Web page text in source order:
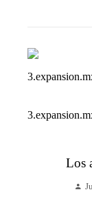
Los